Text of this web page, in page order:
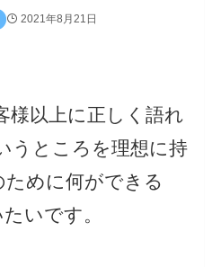
2021年8月21日
様以上に正しく語れ
うところを理想に持
めに何ができる
いです。